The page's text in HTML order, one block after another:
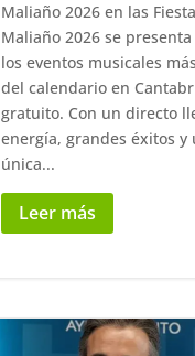
Maliaño 2026 en las
Maliaño 2026 se
los eventos musicales
del calendario en
gratuito. Con un directo
energía, grandes éxitos y
única...
Leer más